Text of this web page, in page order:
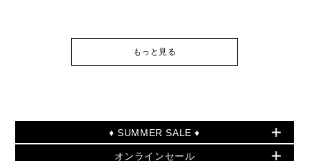
もっと見る
♦ SUMMER SALE ♦
オンラインセール